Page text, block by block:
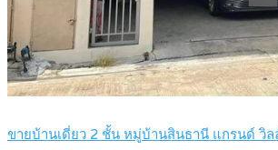
ขายบ้านเดี่ยว 2 ชั้น หมู่บ้านสินธานี แกรนด์ วิล